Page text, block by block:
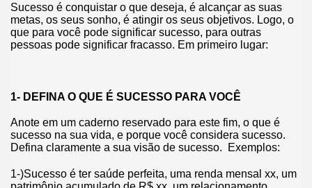
Sucesso é conquistar o que deseja, é alcançar as suas
metas, os seus sonho, é atingir os seus objetivos. Logo, o
que para você pode significar sucesso, para outras
pessoas pode significar fracasso. Em primeiro lugar:
1- DEFINA O QUE É SUCESSO PARA VOCÊ
Anote em um caderno reservado para este fim, o que é
sucesso na sua vida, e porque você considera sucesso.
Defina claramente a sua visão de sucesso. Exemplos:
1-)Sucesso é ter saúde perfeita, uma renda mensal xx, um